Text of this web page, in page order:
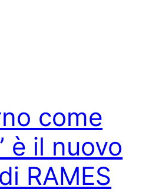
come
è il nuovo
RAMES